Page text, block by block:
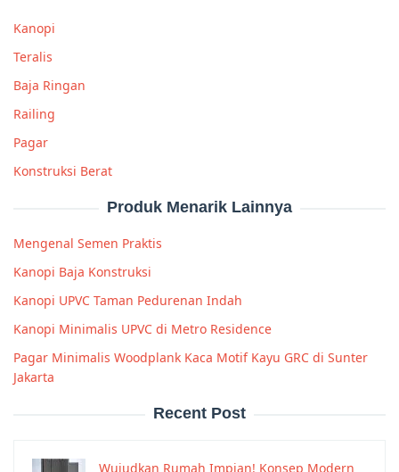
Kanopi
Teralis
Baja Ringan
Railing
Pagar
Konstruksi Berat
Produk Menarik Lainnya
Mengenal Semen Praktis
Kanopi Baja Konstruksi
Kanopi UPVC Taman Pedurenan Indah
Kanopi Minimalis UPVC di Metro Residence
Pagar Minimalis Woodplank Kaca Motif Kayu GRC di Sunter
Jakarta
Recent Post
Wujudkan Rumah Impian! Konsep Modern